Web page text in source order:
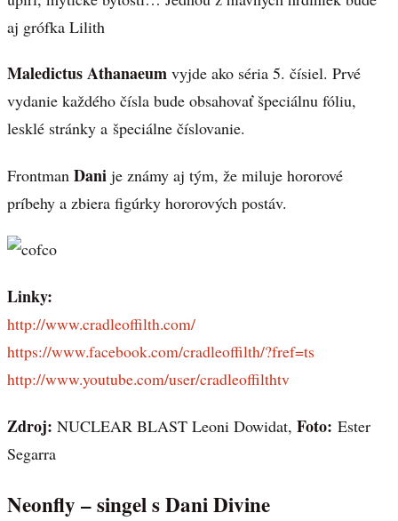
aj grófka Lilith
Maledictus Athanaeum vyjde ako séria 5. čísiel. Prvé
vydanie každého čísla bude obsahovať špeciálnu fóliu,
lesklé stránky a špeciálne číslovanie.
Frontman Dani je známy aj tým, že miluje hororové
príbehy a zbiera figúrky hororových postáv.
Linky:
http://www.cradleoffilth.com/
https://www.facebook.com/cradleoffilth/?fref=ts
http://www.youtube.com/user/cradleoffilthtv
Zdroj: NUCLEAR BLAST Leoni Dowidat, Foto: Ester
Segarra
Neonfly – singel s Dani Divine